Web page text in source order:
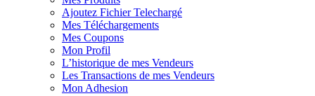
Ajoutez Fichier Telechargé
Mes Téléchargements
Mes Coupons
Mon Profil
L’historique de mes Vendeurs
Les Transactions de mes Vendeurs
Mon Adhesion